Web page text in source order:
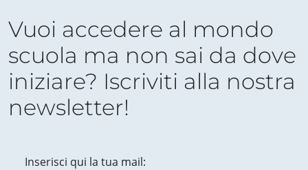
Vuoi accedere al mondo
scuola ma non sai da dove
iniziare? Iscriviti alla nostra
newsletter!
Inserisci qui la tua mail: